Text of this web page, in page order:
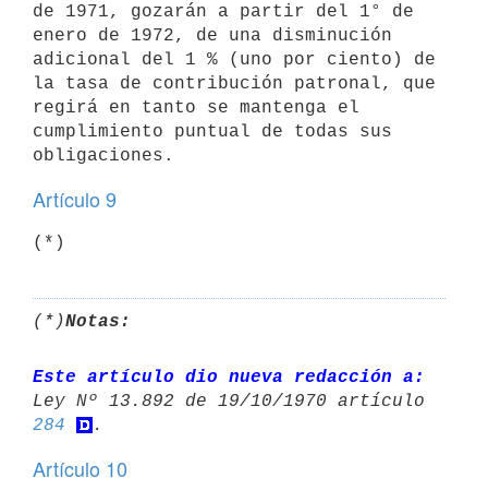
de 1971, gozarán a partir del 1° de
enero de 1972, de una disminución
adicional del 1 % (uno por ciento) de
la tasa de contribución patronal, que
regirá en tanto se mantenga el
cumplimiento puntual de todas sus
obligaciones.
Artículo 9
(*)
(*)Notas:
Este artículo dio nueva redacción a:
284
Artículo 10